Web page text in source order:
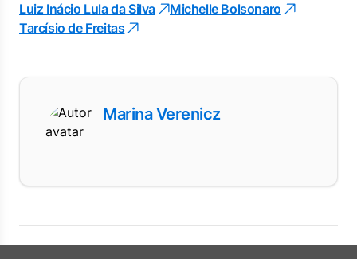
Luiz Inácio Lula da Silva
Michelle Bolsonaro
Tarcísio de Freitas
Marina Verenicz